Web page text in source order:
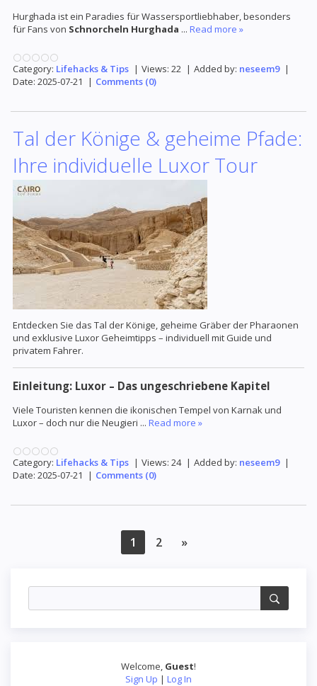
Welcome, Guest!
Sign Up | Log In
Hurghada ist ein Paradies für Wassersportliebhaber, besonders
für Fans von Schnorcheln Hurghada ... Read more »
Category: Lifehacks & Tips | Views: 22 | Added by: neseem9 |
Date: 2025-07-21 | Comments (0)
Tal der Könige & geheime Pfade:
Ihre individuelle Luxor Tour
Entdecken Sie das Tal der Könige, geheime Gräber der Pharaonen
und exklusive Luxor Geheimtipps – individuell mit Guide und
privatem Fahrer.
Einleitung: Luxor – Das ungeschriebene Kapitel
Viele Touristen kennen die ikonischen Tempel von Karnak und
Luxor – doch nur die Neugieri ... Read more »
Category: Lifehacks & Tips | Views: 24 | Added by: neseem9 |
Date: 2025-07-21 | Comments (0)
1 2 »